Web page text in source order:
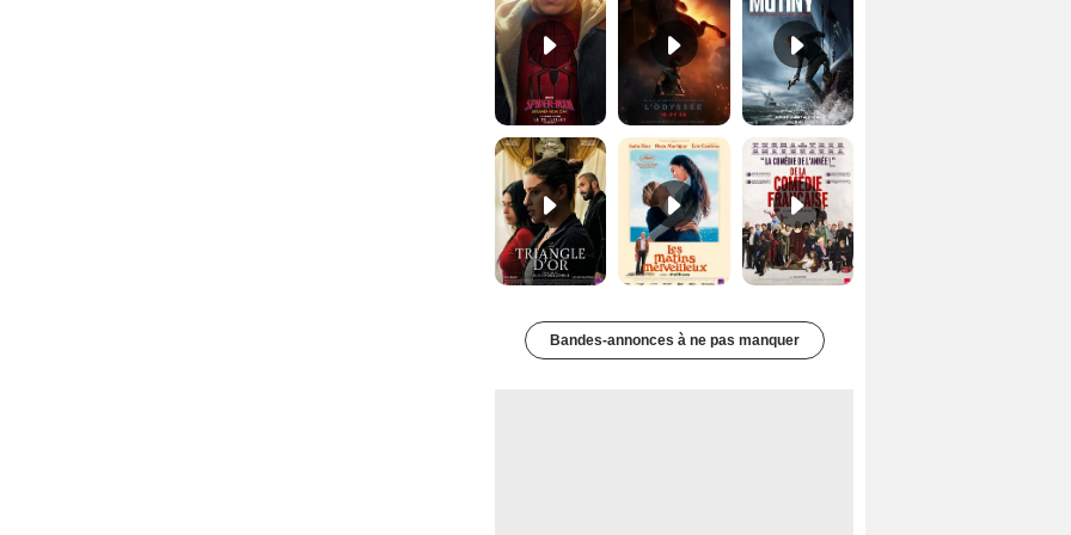
Les Matins merveilleux Bande-annonce VF De la Comédie-Française Teaser VF
Bandes-annonces à ne pas manquer